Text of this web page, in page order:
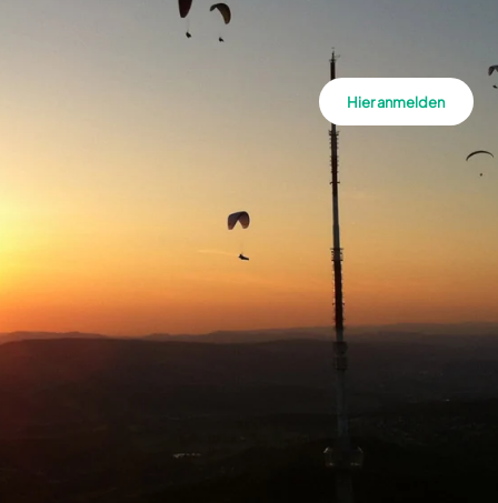
Hier anmelden